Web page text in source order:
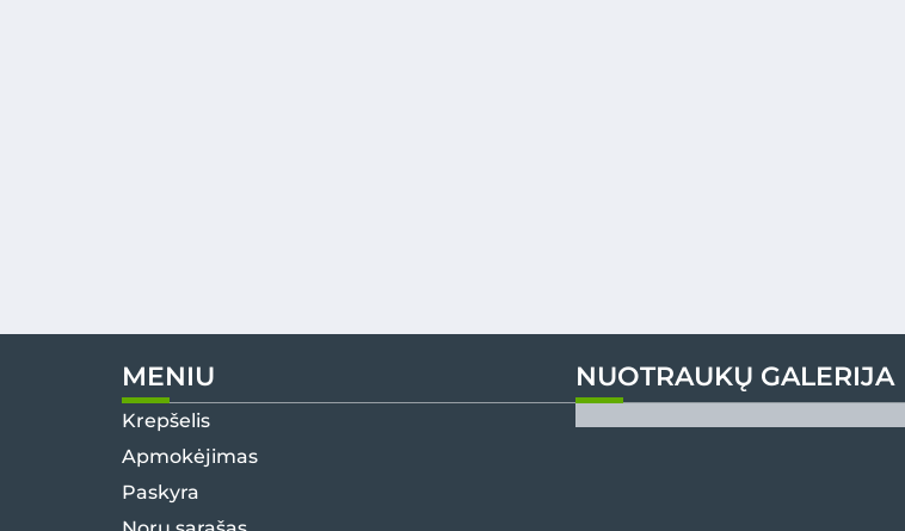
MENIU
Krepšelis
Apmokėjimas
Paskyra
NUOTRAUKŲ GALERIJA